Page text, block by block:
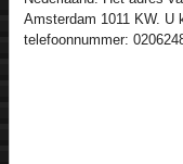
Amsterdam 1011 KW. U
telefoonnummer: